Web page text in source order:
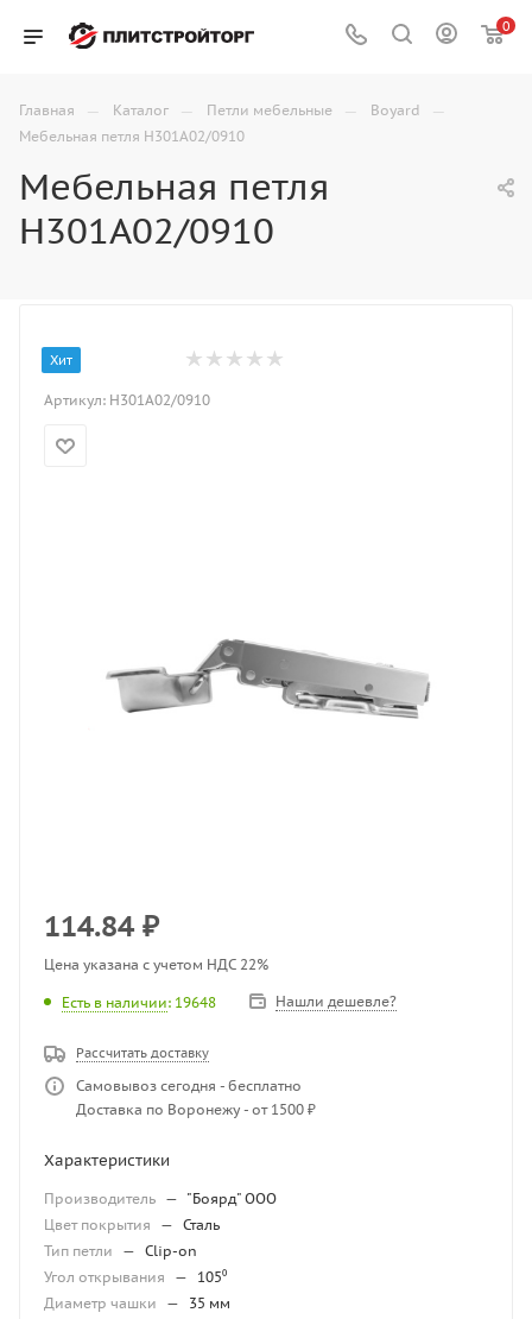
0
Главная — Каталог — Петли мебельные — Boyard —
Мебельная петля H301A02/0910
Мебельная петля
H301A02/0910
Хит
Артикул: H301A02/0910
114.84 ₽
Цена указана с учетом НДС 22%
Есть в наличии: 19648 Нашли дешевле?
Рассчитать доставку
Самовывоз сегодня - бесплатно
Доставка по Воронежу - от 1500 ₽
Характеристики
Производитель — "Боярд" ООО
Цвет покрытия
— Сталь
Тип петли
— Clip-on
Угол открывания
—
105⁰
Диаметр чашки
—
35 мм